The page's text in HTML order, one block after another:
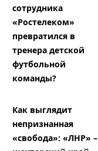
сотрудника
«Ростелеком»
превратился в
тренера детской
футбольной
команды?
Как выглядит
непризнанная
«свобода»: «ЛНР» –